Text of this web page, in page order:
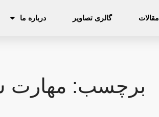
مقالات گالری‌ تصاویر درباره ما
برچسب: